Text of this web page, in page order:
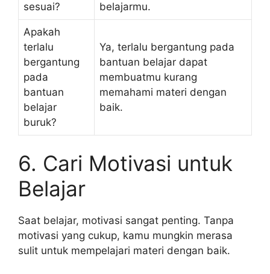
sesuai?
belajarmu.
Apakah
terlalu
bergantung
pada
bantuan
belajar
buruk?
Ya, terlalu bergantung pada
bantuan belajar dapat
membuatmu kurang
memahami materi dengan
baik.
6. Cari Motivasi untuk
Belajar
Saat belajar, motivasi sangat penting. Tanpa
motivasi yang cukup, kamu mungkin merasa
sulit untuk mempelajari materi dengan baik.